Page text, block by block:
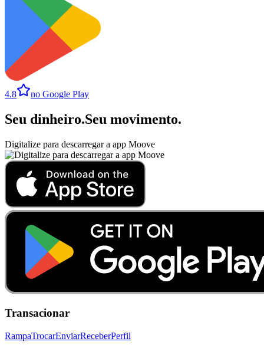
4.8 no Google Play
Seu dinheiro.Seu movimento.
Digitalize para descarregar a app Moove
Transacionar
RampaTrocarEnviarReceberPerfil